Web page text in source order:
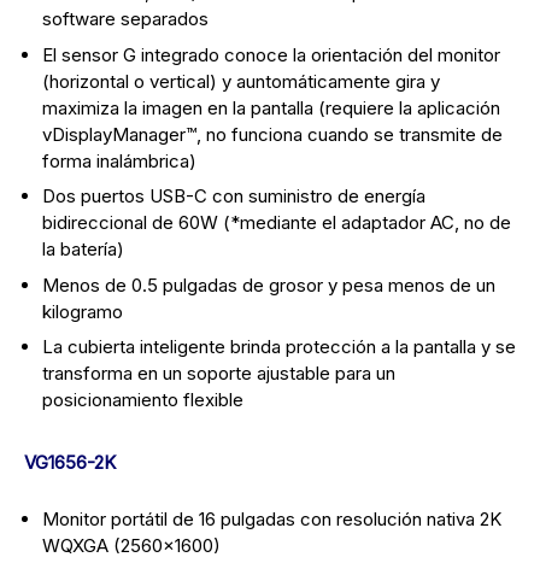
software separados
El sensor G integrado conoce la orientación del monitor
(horizontal o vertical) y auntomáticamente gira y
maximiza la imagen en la pantalla (requiere la aplicación
vDisplayManager™, no funciona cuando se transmite de
forma inalámbrica)
Dos puertos USB-C con suministro de energía
bidireccional de 60W (*mediante el adaptador AC, no de
la batería)
Menos de 0.5 pulgadas de grosor y pesa menos de un
kilogramo
La cubierta inteligente brinda protección a la pantalla y se
transforma en un soporte ajustable para un
posicionamiento flexible
VG1656-2K
Monitor portátil de 16 pulgadas con resolución nativa 2K
WQXGA (2560×1600)